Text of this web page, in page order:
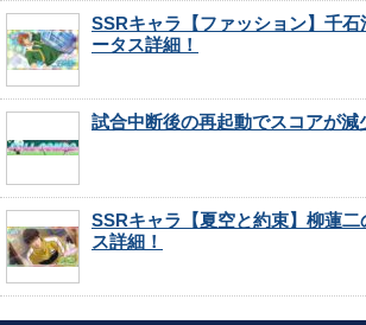
SSRキャラ【ファッション】千
ータス詳細！
試合中断後の再起動でスコアが減
SSRキャラ【夏空と約束】柳蓮二
ス詳細！